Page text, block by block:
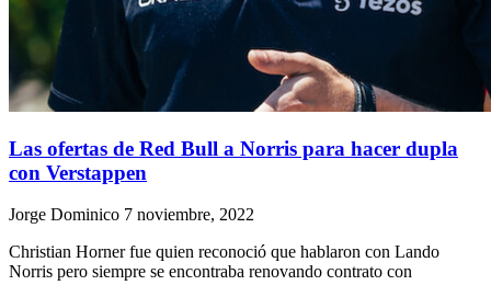
Las ofertas de Red Bull a Norris para hacer dupla
con Verstappen
Jorge Dominico 7 noviembre, 2022
Christian Horner fue quien reconoció que hablaron con Lando
Norris pero siempre se encontraba renovando contrato con